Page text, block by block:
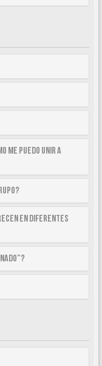
me puedo unir a
en diferentes